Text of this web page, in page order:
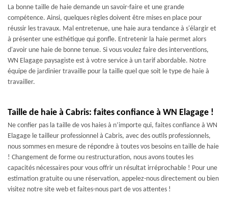
La bonne taille de haie demande un savoir-faire et une grande
compétence. Ainsi, quelques règles doivent être mises en place pour
réussir les travaux. Mal entretenue, une haie aura tendance à s'élargir et
à présenter une esthétique qui gonfle. Entretenir la haie permet alors
d'avoir une haie de bonne tenue. Si vous voulez faire des interventions,
WN Elagage paysagiste est à votre service à un tarif abordable. Notre
équipe de jardinier travaille pour la taille quel que soit le type de haie à
travailler.
Taille de haie à Cabris: faites confiance à WN Elagage !
Ne confier pas la taille de vos haies à n’importe qui, faites confiance à WN
Elagage le tailleur professionnel à Cabris, avec des outils professionnels,
nous sommes en mesure de répondre à toutes vos besoins en taille de haie
! Changement de forme ou restructuration, nous avons toutes les
capacités nécessaires pour vous offrir un résultat irréprochable ! Pour une
estimation gratuite ou une réservation, appelez-nous directement ou bien
visitez notre site web et faites-nous part de vos attentes !